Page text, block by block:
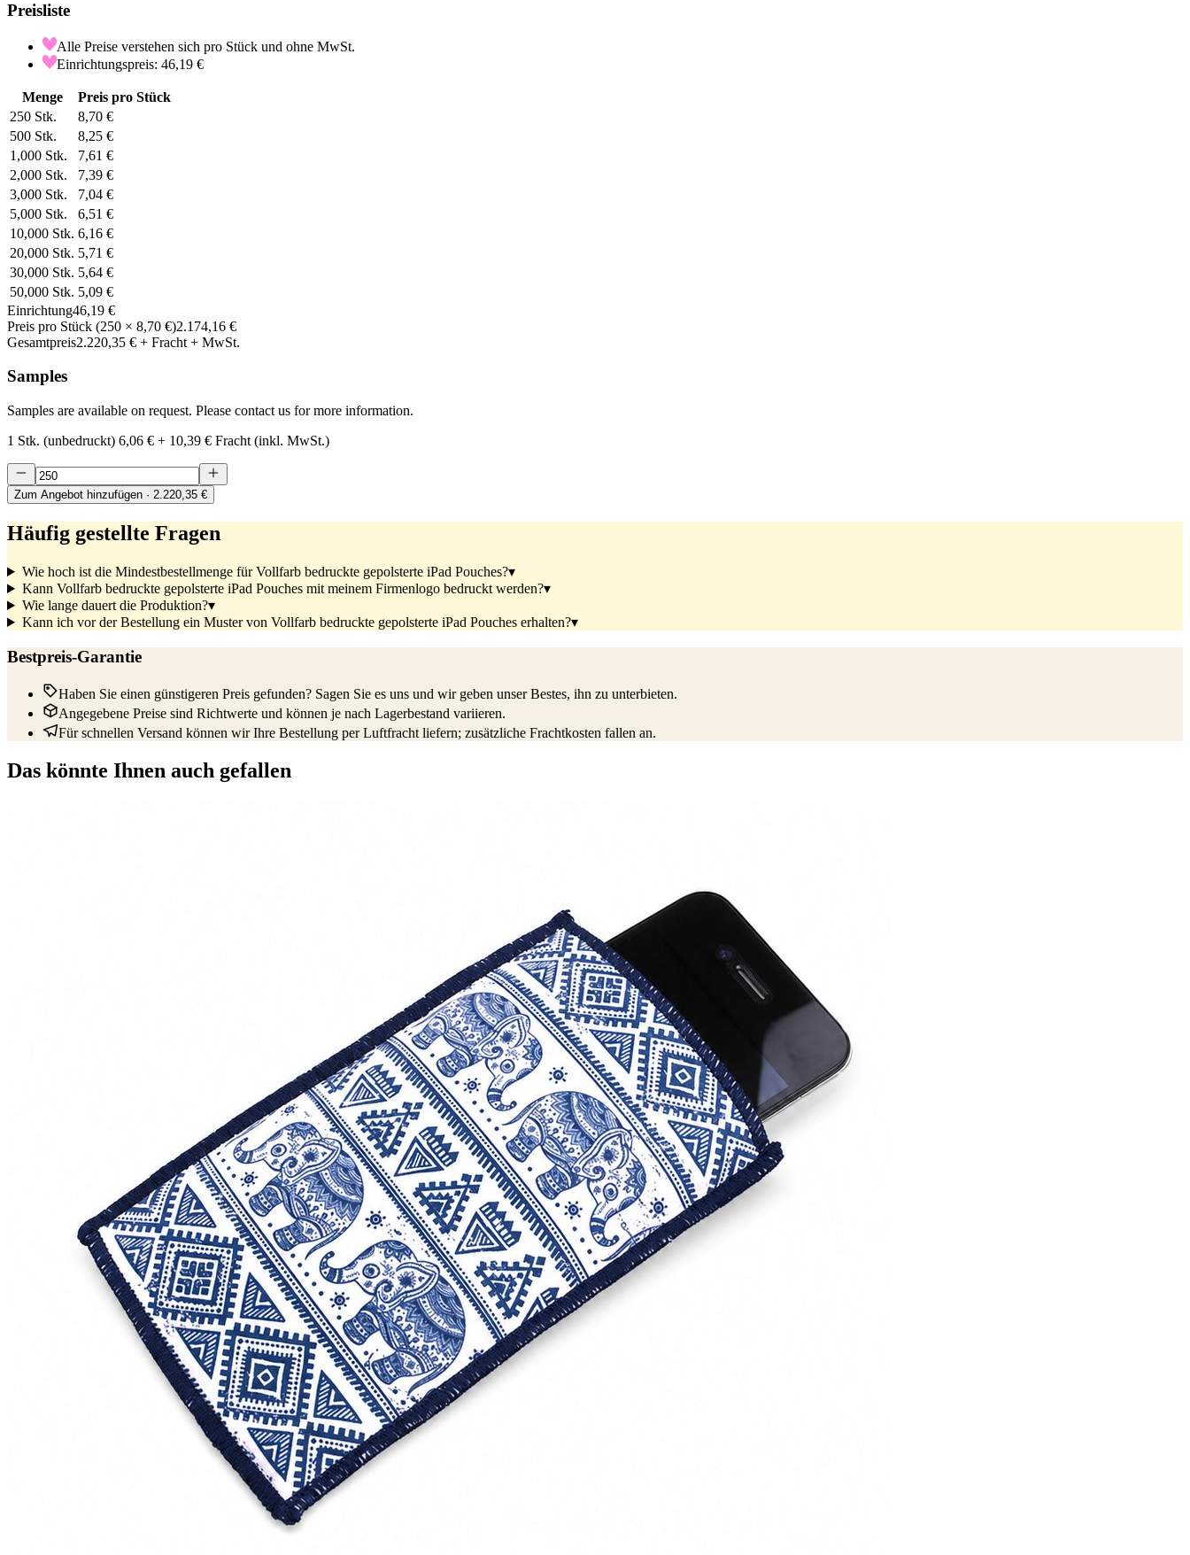
Preisliste
Alle Preise verstehen sich pro Stück und ohne MwSt.
Einrichtungspreis: 46,19 €
Menge
Preis pro Stück
250 Stk.
8,70 €
500 Stk.
8,25 €
1,000 Stk.
7,61 €
2,000 Stk.
7,39 €
3,000 Stk.
7,04 €
5,000 Stk.
6,51 €
10,000 Stk. 6,16 €
20,000 Stk. 5,71 €
30,000 Stk. 5,64 €
50,000 Stk. 5,09 €
Einrichtung46,19 €
Preis pro Stück (250 × 8,70 €)2.174,16 €
Gesamtpreis2.220,35 € + Fracht + MwSt.
Samples
Samples are available on request. Please contact us for more information.
1 Stk. (unbedruckt) 6,06 € + 10,39 € Fracht (inkl. MwSt.)
Zum Angebot hinzufügen · 2.220,35 €
Häufig gestellte Fragen
Wie hoch ist die Mindestbestellmenge für Vollfarb bedruckte gepolsterte iPad Pouches?▾
Kann Vollfarb bedruckte gepolsterte iPad Pouches mit meinem Firmenlogo bedruckt werden?▾
Wie lange dauert die Produktion?▾
Kann ich vor der Bestellung ein Muster von Vollfarb bedruckte gepolsterte iPad Pouches erhalten?▾
Bestpreis-Garantie
Haben Sie einen günstigeren Preis gefunden? Sagen Sie es uns und wir geben unser Bestes, ihn zu unterbieten.
Angegebene Preise sind Richtwerte und können je nach Lagerbestand variieren.
Für schnellen Versand können wir Ihre Bestellung per Luftfracht liefern; zusätzliche Frachtkosten fallen an.
Das könnte Ihnen auch gefallen